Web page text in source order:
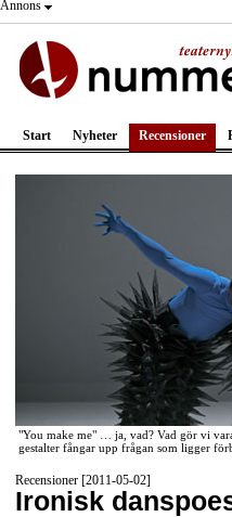
Annons
Start Nyheter Recensioner
"You make me" … ja, vad? Vad gör vi
gestalter fångar upp frågan som ligger
Recensioner [2011-05-02]
Ironisk